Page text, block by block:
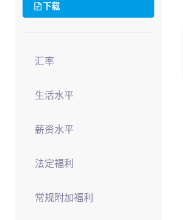
下载
汇率
生活水平
薪资水平
法定福利
常规附加福利